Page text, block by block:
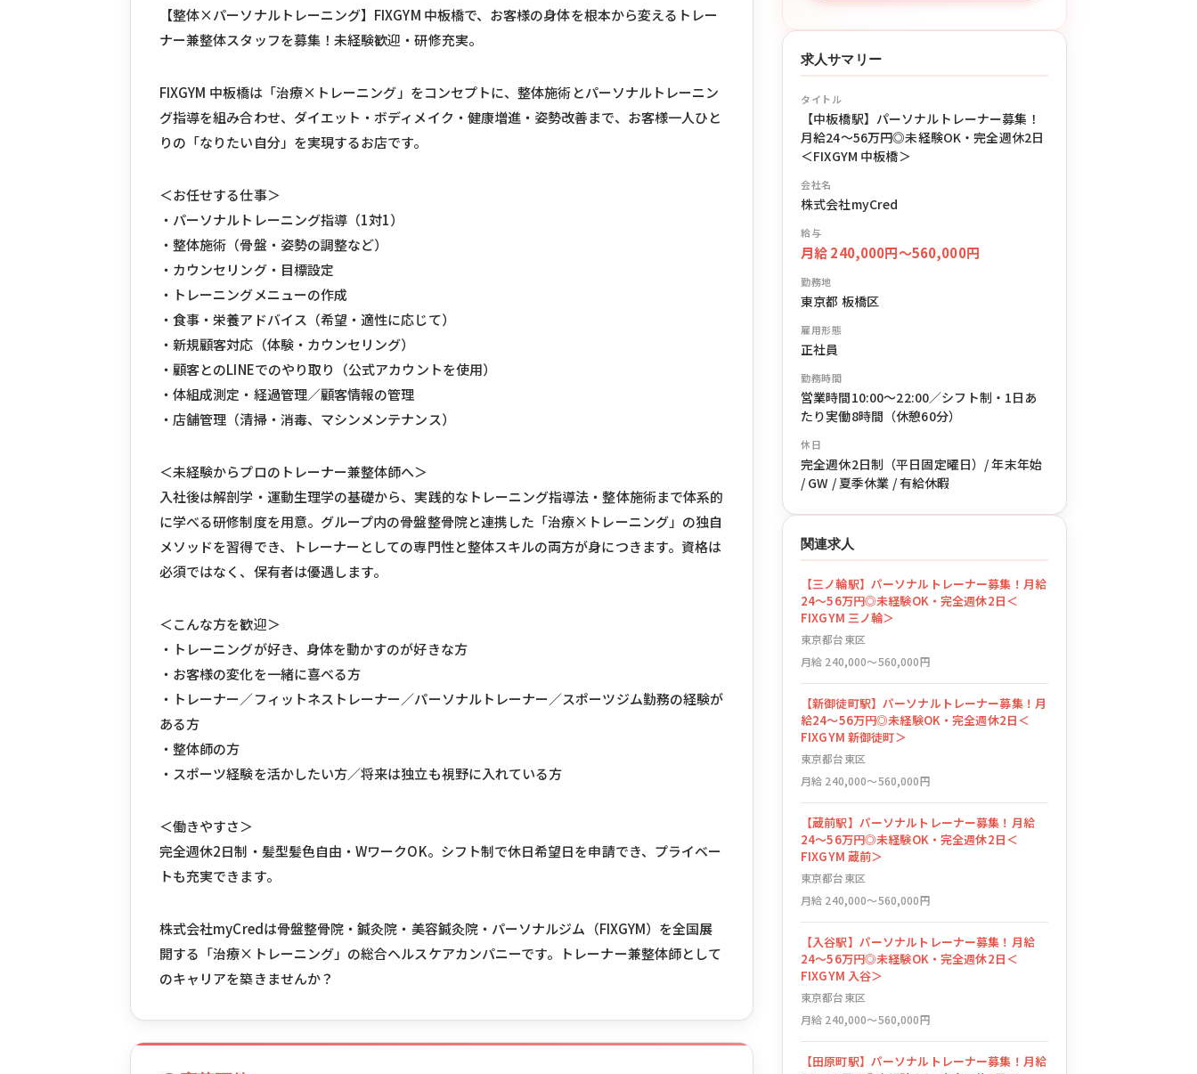
【整体×パーソナルトレーニング】FIXGYM 中板橋で、お客様の身体を根本から変えるトレー
ナー兼整体スタッフを募集！未経験歓迎・研修充実。
FIXGYM 中板橋は「治療×トレーニング」をコンセプトに、整体施術とパーソナルトレーニン
グ指導を組み合わせ、ダイエット・ボディメイク・健康増進・姿勢改善まで、お客様一人ひと
りの「なりたい自分」を実現するお店です。
＜お任せする仕事＞
・パーソナルトレーニング指導（1対1）
・整体施術（骨盤・姿勢の調整など）
・カウンセリング・目標設定
・トレーニングメニューの作成
・食事・栄養アドバイス（希望・適性に応じて）
・新規顧客対応（体験・カウンセリング）
・顧客とのLINEでのやり取り（公式アカウントを使用）
・体組成測定・経過管理／顧客情報の管理
・店舗管理（清掃・消毒、マシンメンテナンス）
＜未経験からプロのトレーナー兼整体師へ＞
入社後は解剖学・運動生理学の基礎から、実践的なトレーニング指導法・整体施術まで体系的
に学べる研修制度を用意。グループ内の骨盤整骨院と連携した「治療×トレーニング」の独自
メソッドを習得でき、トレーナーとしての専門性と整体スキルの両方が身につきます。資格は
必須ではなく、保有者は優遇します。
＜こんな方を歓迎＞
・トレーニングが好き、身体を動かすのが好きな方
・お客様の変化を一緒に喜べる方
・トレーナー／フィットネストレーナー／パーソナルトレーナー／スポーツジム勤務の経験が
ある方
・整体師の方
・スポーツ経験を活かしたい方／将来は独立も視野に入れている方
＜働きやすさ＞
完全週休2日制・髪型髪色自由・WワークOK。シフト制で休日希望日を申請でき、プライベー
トも充実できます。
株式会社myCredは骨盤整骨院・鍼灸院・美容鍼灸院・パーソナルジム（FIXGYM）を全国展
開する「治療×トレーニング」の総合ヘルスケアカンパニーです。トレーナー兼整体師として
のキャリアを築きませんか？
求人サマリー
タイトル
【中板橋駅】パーソナルトレーナー募集！
月給24〜56万円◎未経験OK・完全週休2日
＜FIXGYM 中板橋＞
会社名
株式会社myCred
給与
月給 240,000円〜560,000円
勤務地
東京都 板橋区
雇用形態
正社員
勤務時間
営業時間10:00〜22:00／シフト制・1日あ
たり実働8時間（休憩60分）
休日
完全週休2日制（平日固定曜日）/ 年末年始
/ GW / 夏季休業 / 有給休暇
関連求人
【三ノ輪駅】パーソナルトレーナー募集！月給
24〜56万円◎未経験OK・完全週休2日＜
FIXGYM 三ノ輪＞
東京都台東区
月給 240,000〜560,000円
【新御徒町駅】パーソナルトレーナー募集！月
給24〜56万円◎未経験OK・完全週休2日＜
FIXGYM 新御徒町＞
東京都台東区
月給 240,000〜560,000円
【蔵前駅】パーソナルトレーナー募集！月給
24〜56万円◎未経験OK・完全週休2日＜
FIXGYM 蔵前＞
東京都台東区
月給 240,000〜560,000円
【入谷駅】パーソナルトレーナー募集！月給
24〜56万円◎未経験OK・完全週休2日＜
FIXGYM 入谷＞
東京都台東区
月給 240,000〜560,000円
【田原町駅】パーソナルトレーナー募集！月給